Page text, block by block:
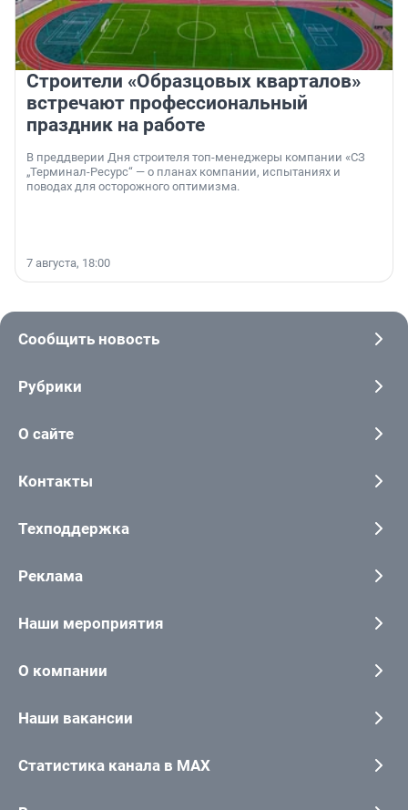
Строители «Образцовых кварталов»
встречают профессиональный
праздник на работе
В преддверии Дня строителя топ-менеджеры компании «СЗ
„Терминал-Ресурс“ — о планах компании, испытаниях и
поводах для осторожного оптимизма.
7 августа, 18:00
Сообщить новость
Рубрики
О сайте
Контакты
Техподдержка
Реклама
Наши мероприятия
О компании
Наши вакансии
Статистика канала в MAX